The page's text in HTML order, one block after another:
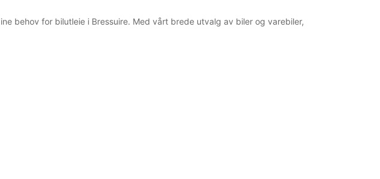
behov for bilutleie i Bressuire. Med vårt brede utvalg av biler og varebiler,